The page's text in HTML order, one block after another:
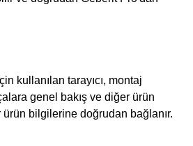
kullanılan tarayıcı, montaj
genel bakış ve diğer ürün
ürün bilgilerine doğrudan bağlanır.